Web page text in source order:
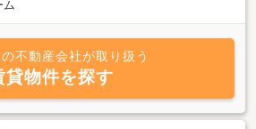
ム
不動産会社が取り扱う
貸物件を探す